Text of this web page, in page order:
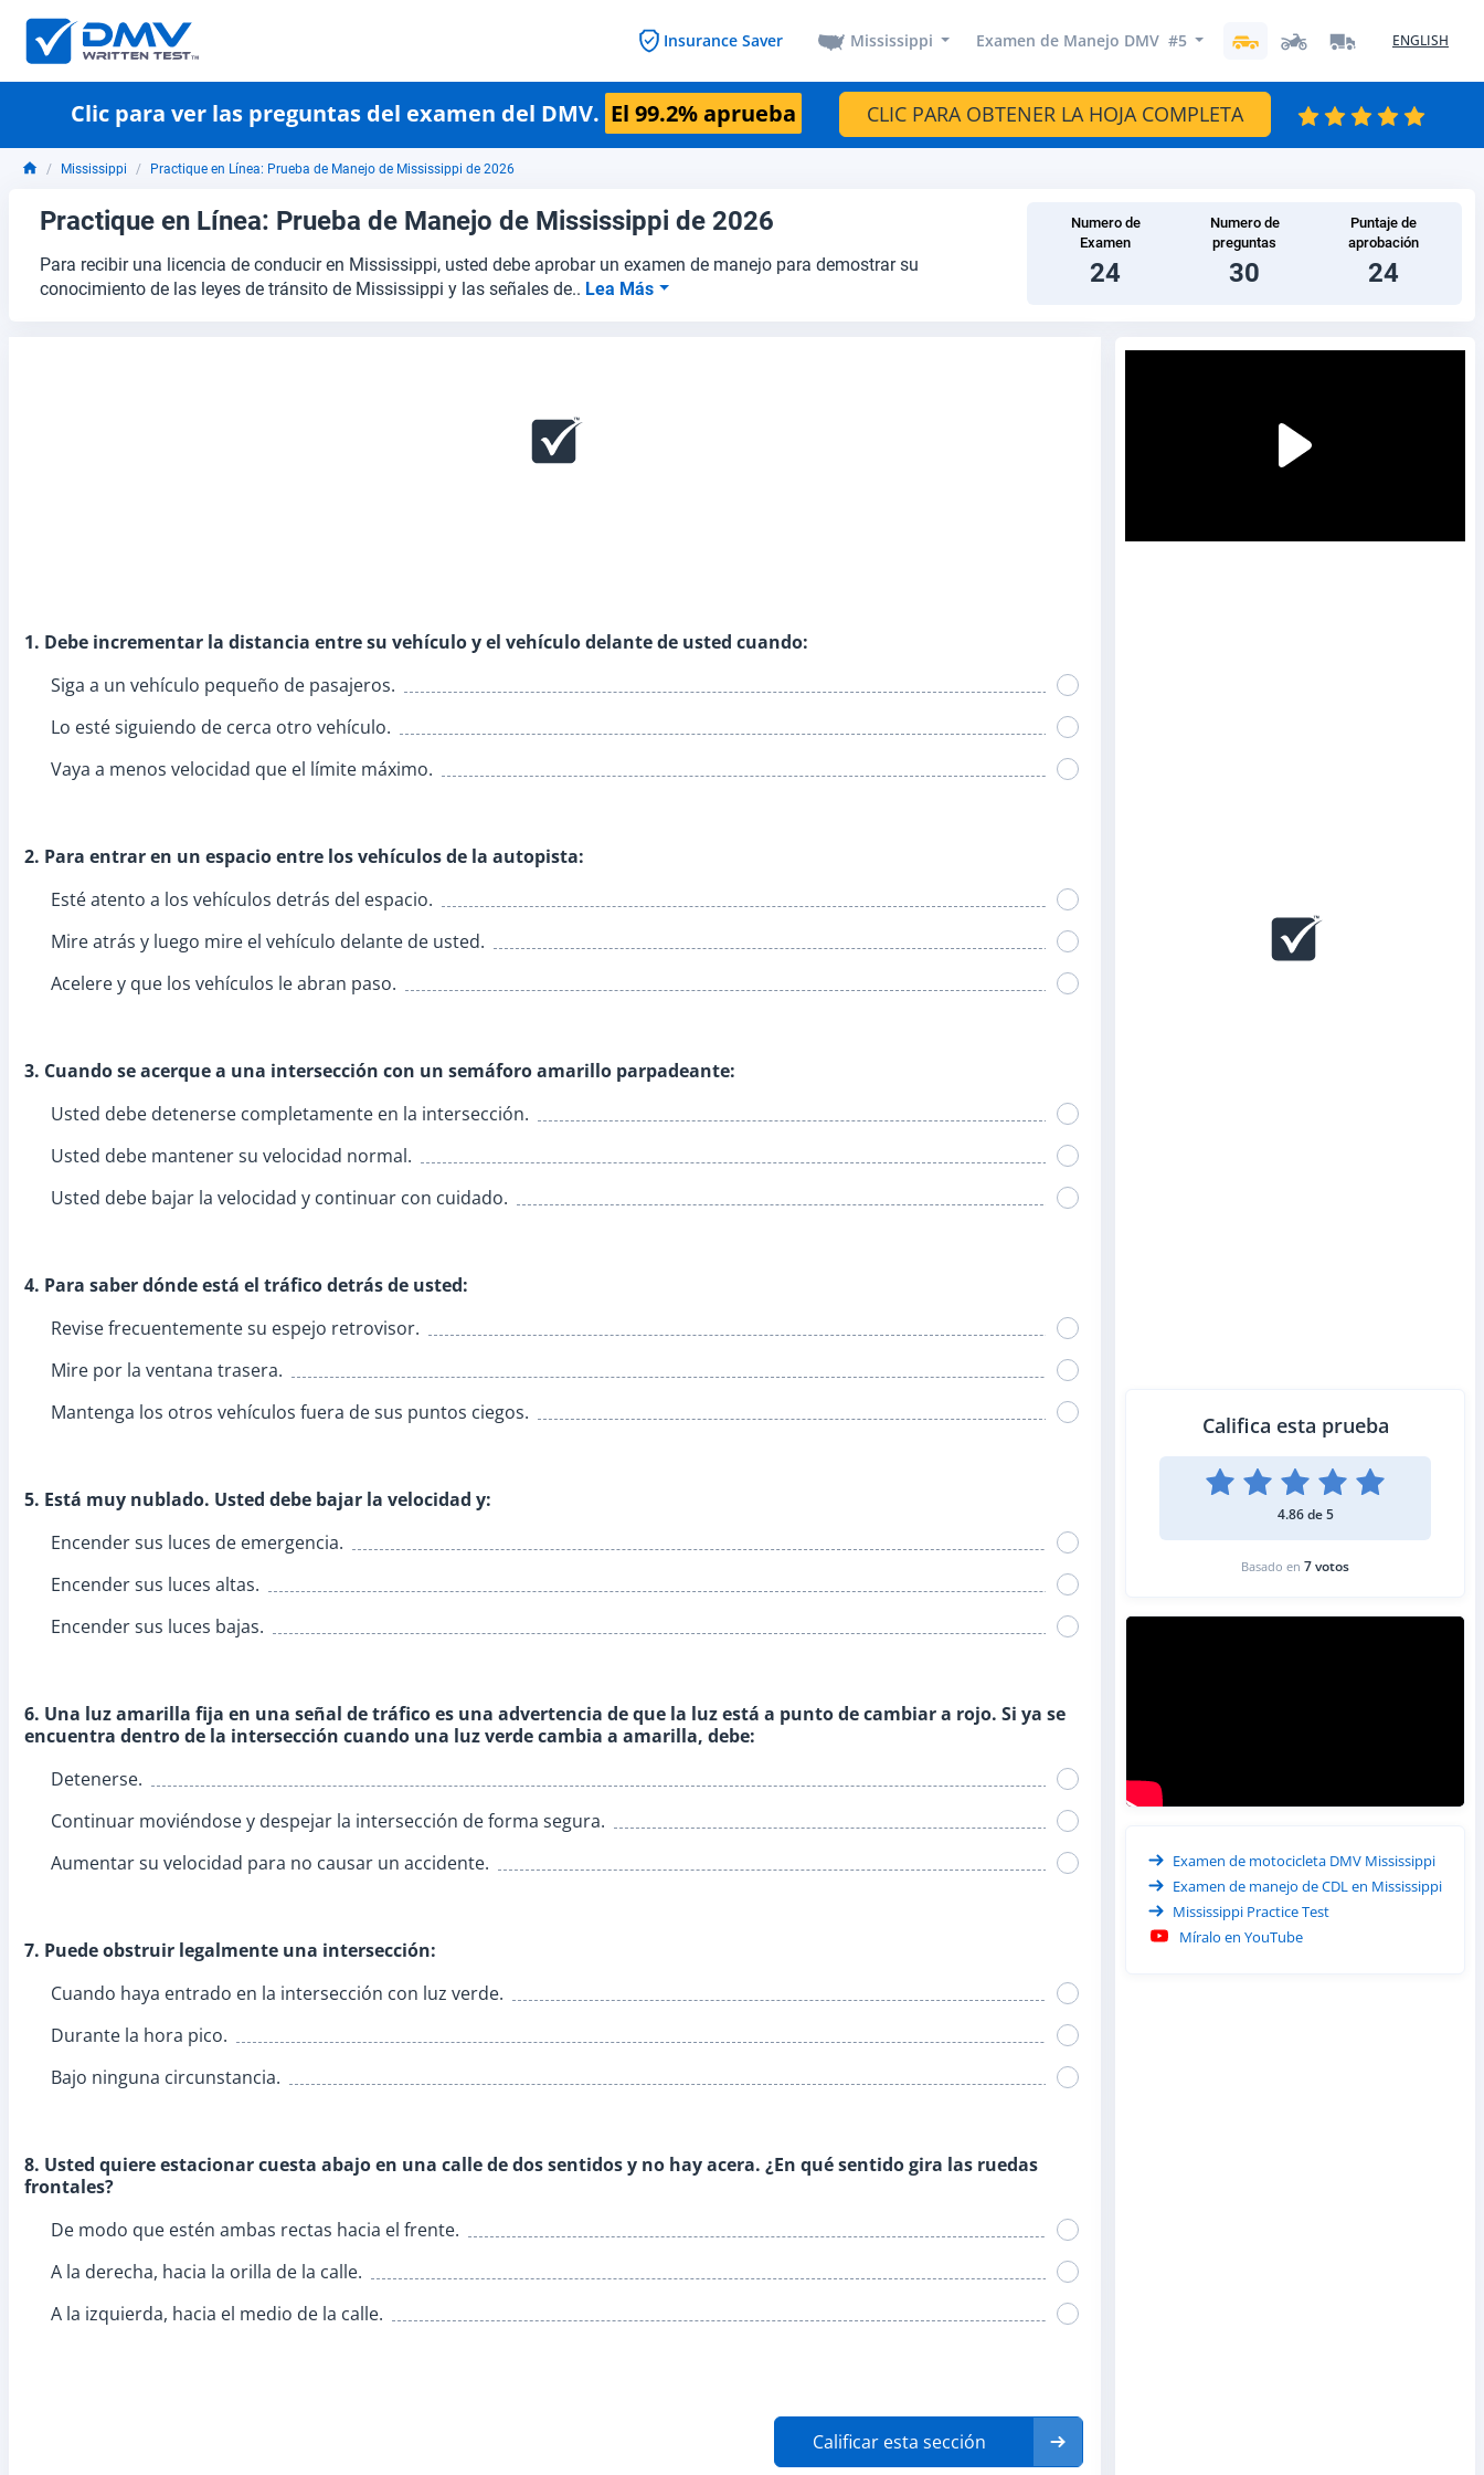
Insurance Saver Mississippi Examen de Manejo DMV #5 ENGLISH
Clic para ver las preguntas del examen del DMV. El 99.2% aprueba CLIC PARA OBTENER LA HOJA COMPLETA
Mississippi Practique en Línea: Prueba de Manejo de Mississippi de 2026
Practique en Línea: Prueba de Manejo de Mississippi de 2026
Para recibir una licencia de conducir en Mississippi, usted debe aprobar un examen de manejo para demostrar su
conocimiento de las leyes de tránsito de Mississippi y las señales de.. Lea Más
Numero de
Examen
24
Numero de
preguntas
30
Puntaje de
aprobación
24
1. Debe incrementar la distancia entre su vehículo y el vehículo delante de usted cuando:
Siga a un vehículo pequeño de pasajeros.
Lo esté siguiendo de cerca otro vehículo.
Vaya a menos velocidad que el límite máximo.
2. Para entrar en un espacio entre los vehículos de la autopista:
Esté atento a los vehículos detrás del espacio.
Mire atrás y luego mire el vehículo delante de usted.
Acelere y que los vehículos le abran paso.
3. Cuando se acerque a una intersección con un semáforo amarillo parpadeante:
Usted debe detenerse completamente en la intersección.
Usted debe mantener su velocidad normal.
Usted debe bajar la velocidad y continuar con cuidado.
4. Para saber dónde está el tráfico detrás de usted:
Revise frecuentemente su espejo retrovisor.
Mire por la ventana trasera.
Mantenga los otros vehículos fuera de sus puntos ciegos.
5. Está muy nublado. Usted debe bajar la velocidad y:
Encender sus luces de emergencia.
Encender sus luces altas.
Encender sus luces bajas.
6. Una luz amarilla fija en una señal de tráfico es una advertencia de que la luz está a punto de cambiar a rojo. Si ya se
encuentra dentro de la intersección cuando una luz verde cambia a amarilla, debe:
Detenerse.
Continuar moviéndose y despejar la intersección de forma segura.
Aumentar su velocidad para no causar un accidente.
7. Puede obstruir legalmente una intersección:
Cuando haya entrado en la intersección con luz verde.
Durante la hora pico.
Bajo ninguna circunstancia.
8. Usted quiere estacionar cuesta abajo en una calle de dos sentidos y no hay acera. ¿En qué sentido gira las ruedas
frontales?
De modo que estén ambas rectas hacia el frente.
A la derecha, hacia la orilla de la calle.
A la izquierda, hacia el medio de la calle.
Calificar esta sección
Califica esta prueba
4.86 de 5
Basado en 7 votos
Examen de motocicleta DMV Mississippi
Examen de manejo de CDL en Mississippi
Mississippi Practice Test
Míralo en YouTube